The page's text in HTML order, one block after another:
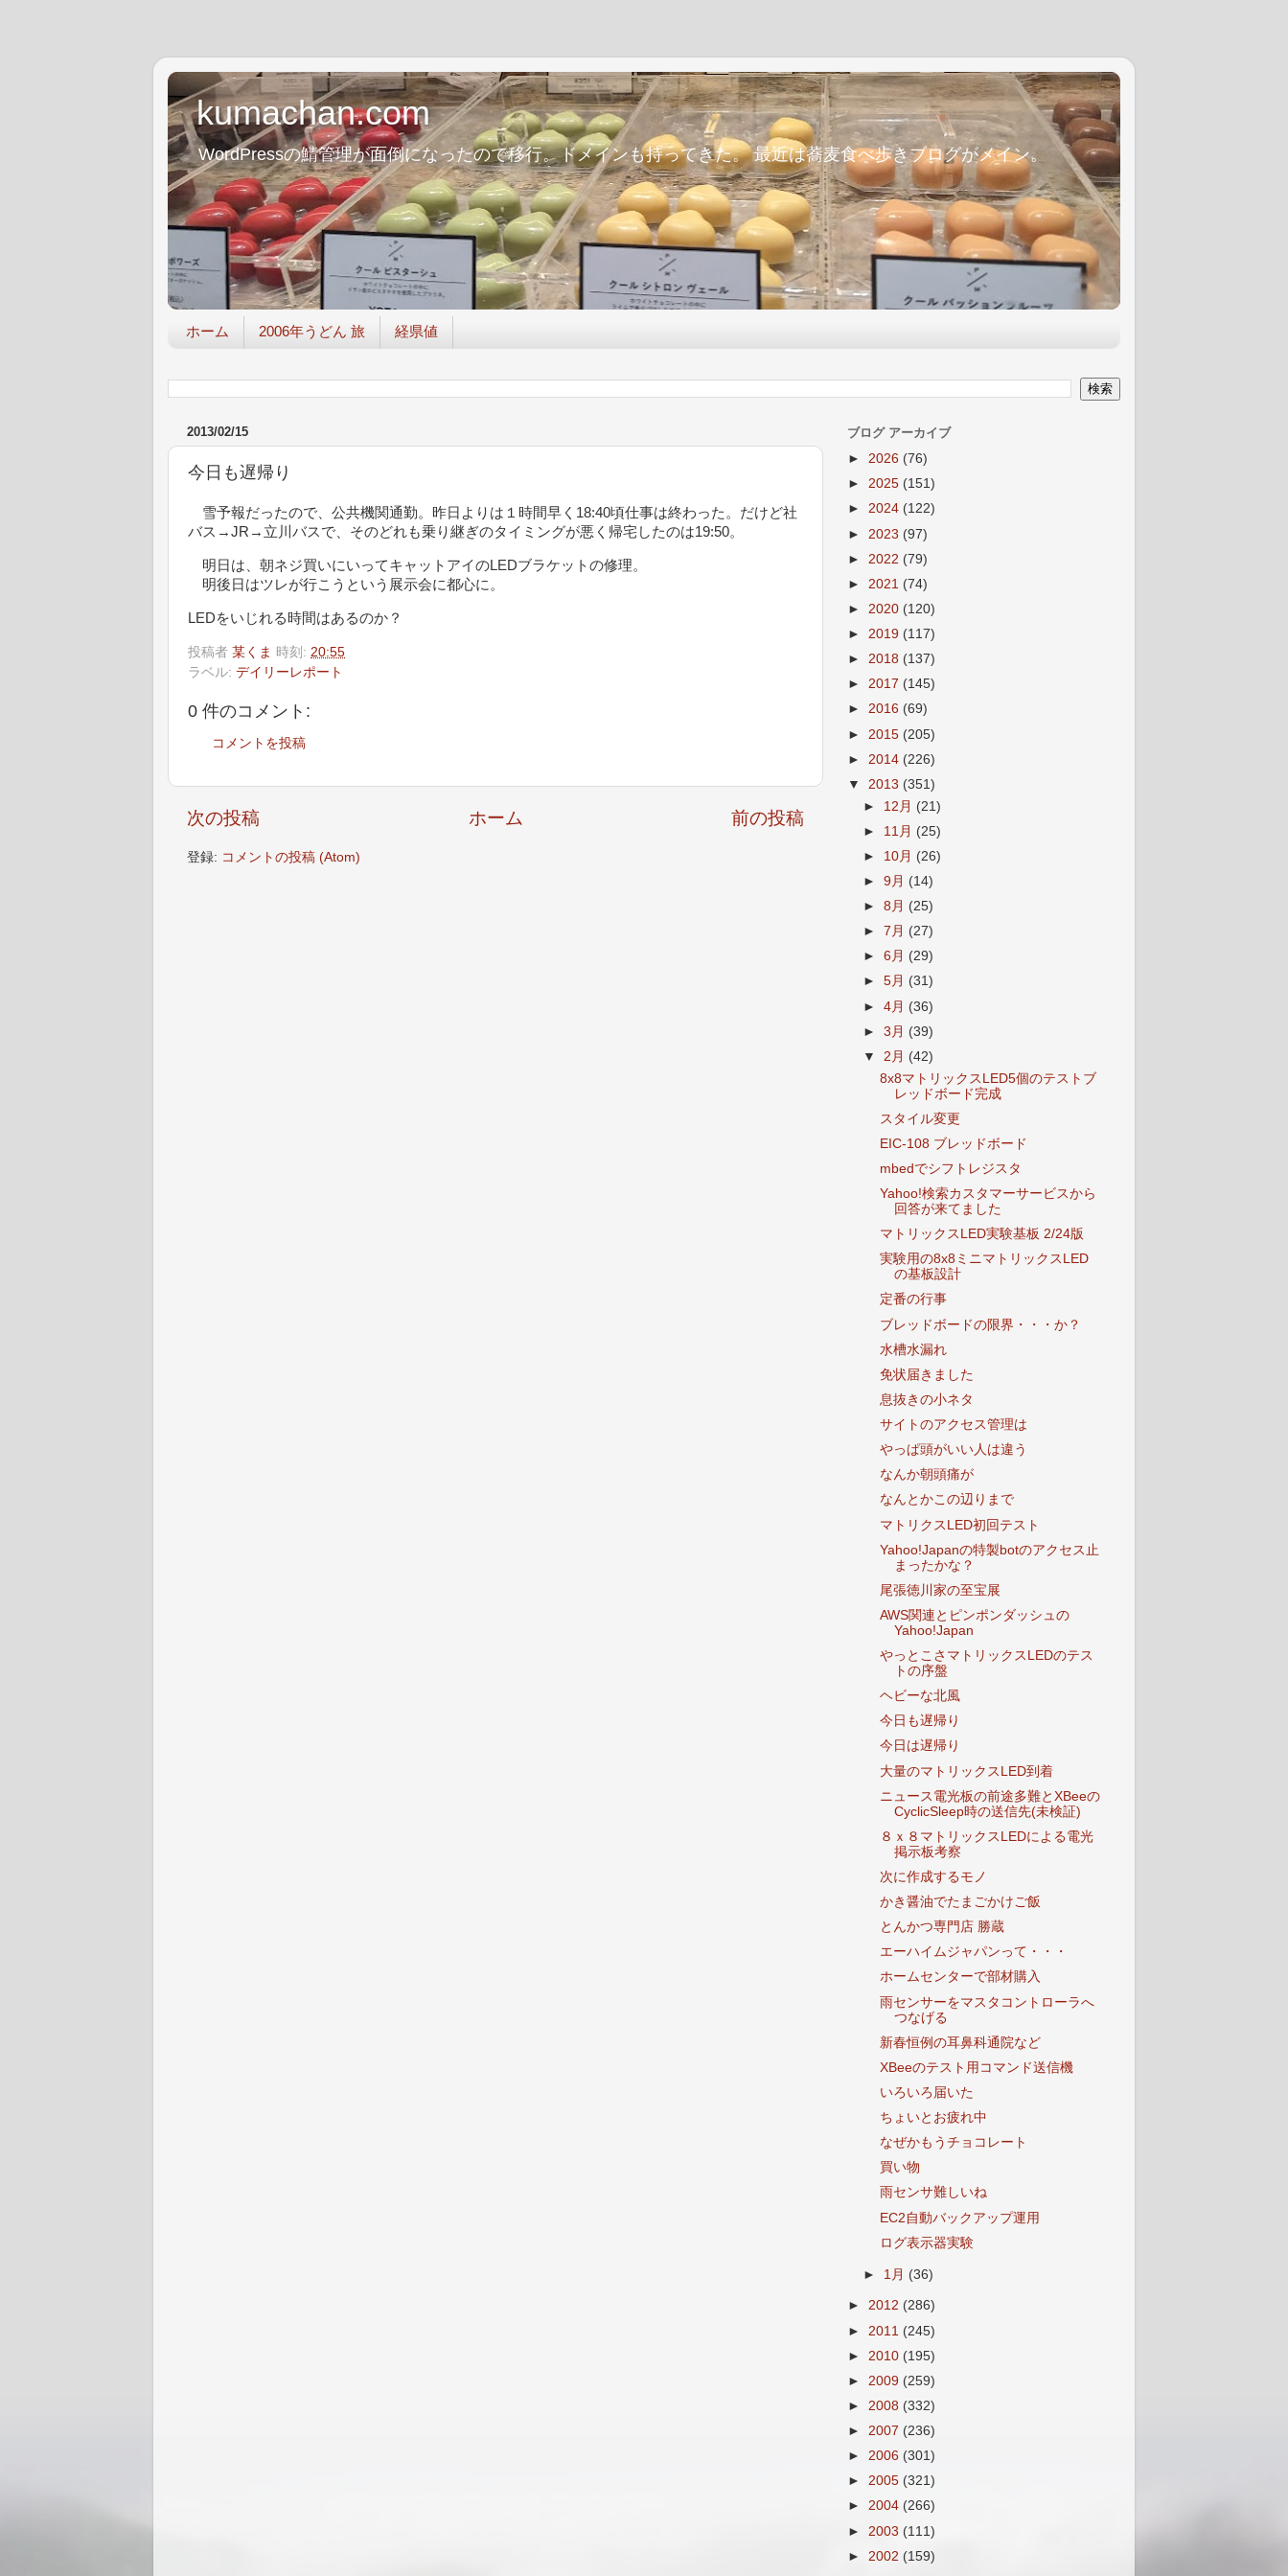
kumachan.com
WordPressの鯖管理が面倒になったので移行。ドメインも持ってきた。 最近は蕎麦食べ歩きブログがメイン。
ホーム 2006年うどん 旅 経県値
2013/02/15
今日も遅帰り
雪予報だったので、公共機関通勤。昨日よりは１時間早く18:40頃仕事は終わった。だけど社
バス→JR→立川バスで、そのどれも乗り継ぎのタイミングが悪く帰宅したのは19:50。
明日は、朝ネジ買いにいってキャットアイのLEDブラケットの修理。
明後日はツレが行こうという展示会に都心に。
LEDをいじれる時間はあるのか？
投稿者 某くま 時刻: 20:55
ラベル: デイリーレポート
0 件のコメント:
コメントを投稿
次の投稿 前の投稿
ホーム
登録: コメントの投稿 (Atom)
ブログ アーカイブ
► 2026 (76)
► 2025 (151)
► 2024 (122)
► 2023 (97)
► 2022 (79)
► 2021 (74)
► 2020 (120)
► 2019 (117)
► 2018 (137)
► 2017 (145)
► 2016 (69)
► 2015 (205)
► 2014 (226)
▼ 2013 (351)
► 12月 (21)
► 11月 (25)
► 10月 (26)
►9月 (14)
►8月 (25)
►7月 (27)
►6月 (29)
►5月 (31)
►4月 (36)
►3月 (39)
▼ 2月 (42)
8x8マトリックスLED5個のテストブ
レッドボード完成
スタイル変更
EIC-108 ブレッドボード
mbedでシフトレジスタ
Yahoo!検索カスタマーサービスから
回答が来てました
マトリックスLED実験基板 2/24版
実験用の8x8ミニマトリックスLED
の基板設計
定番の行事
ブレッドボードの限界・・・か？
水槽水漏れ
免状届きました
息抜きの小ネタ
サイトのアクセス管理は
やっぱ頭がいい人は違う
なんか朝頭痛が
なんとかこの辺りまで
マトリクスLED初回テスト
Yahoo!Japanの特製botのアクセス止
まったかな？
尾張徳川家の至宝展
AWS関連とピンポンダッシュの
Yahoo!Japan
やっとこさマトリックスLEDのテス
トの序盤
ヘビーな北風
今日も遅帰り
今日は遅帰り
大量のマトリックスLED到着
ニュース電光板の前途多難とXBeeの
CyclicSleep時の送信先(未検証)
８ｘ８マトリックスLEDによる電光
掲示板考察
次に作成するモノ
かき醤油でたまごかけご飯
とんかつ専門店 勝蔵
エーハイムジャパンって・・・
ホームセンターで部材購入
雨センサーをマスタコントローラへ
つなげる
新春恒例の耳鼻科通院など
XBeeのテスト用コマンド送信機
いろいろ届いた
ちょいとお疲れ中
なぜかもうチョコレート
買い物
雨センサ難しいね
EC2自動バックアップ運用
ログ表示器実験
► 1月 (36)
► 2012 (286)
► 2011 (245)
► 2010 (195)
► 2009 (259)
► 2008 (332)
► 2007 (236)
► 2006 (301)
► 2005 (321)
► 2004 (266)
► 2003 (111)
► 2002 (159)